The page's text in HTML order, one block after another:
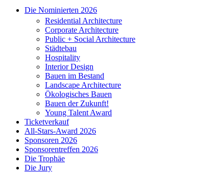
Die Nominierten 2026
Residential Architecture
Corporate Architecture
Public + Social Architecture
Städtebau
Hospitality
Interior Design
Bauen im Bestand
Landscape Architecture
Ökologisches Bauen
Bauen der Zukunft!
Young Talent Award
Ticketverkauf
All-Stars-Award 2026
Sponsoren 2026
Sponsorentreffen 2026
Die Trophäe
Die Jury